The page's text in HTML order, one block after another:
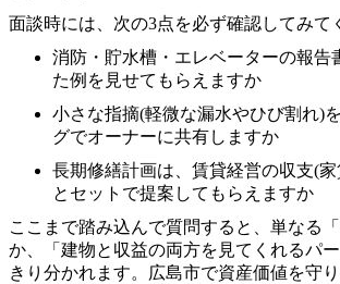
面談時には、次の3点を必ず確認してみて
消防・貯水槽・エレベーターの報告
た例を見せてもらえますか
小さな指摘(軽微な漏水やひび割れ)
グでオーナーに共有しますか
長期修繕計画は、賃貸経営の収支(
とセットで提案してもらえますか
ここまで踏み込んで質問すると、単なる
か、「建物と収益の両方を見てくれるパ
きり分かれます。広島市で資産価値を守